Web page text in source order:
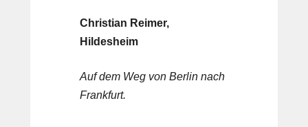
Christian Reimer,
Hildesheim
Auf dem Weg von Berlin nach
Frankfurt.